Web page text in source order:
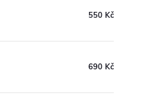
550 Kč
690 Kč